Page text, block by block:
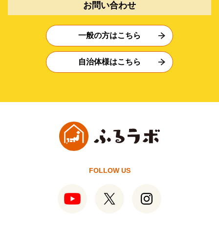
お問い合わせ
一般の方はこちら
自治体様はこちら
FOLLOW US